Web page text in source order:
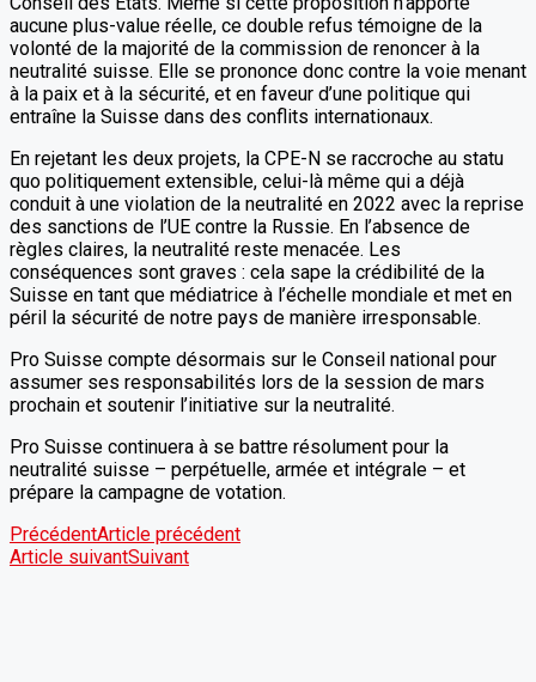
aucune plus-value réelle, ce double refus témoigne de la
volonté de la majorité de la commission de renoncer à la
neutralité suisse. Elle se prononce donc contre la voie menant
à la paix et à la sécurité, et en faveur d’une politique qui
entraîne la Suisse dans des conflits internationaux.
En rejetant les deux projets, la CPE-N se raccroche au statu
quo politiquement extensible, celui-là même qui a déjà
conduit à une violation de la neutralité en 2022 avec la reprise
des sanctions de l’UE contre la Russie. En l’absence de
règles claires, la neutralité reste menacée. Les
conséquences sont graves : cela sape la crédibilité de la
Suisse en tant que médiatrice à l’échelle mondiale et met en
péril la sécurité de notre pays de manière irresponsable.
Pro Suisse compte désormais sur le Conseil national pour
assumer ses responsabilités lors de la session de mars
prochain et soutenir l’initiative sur la neutralité.
Pro Suisse continuera à se battre résolument pour la
neutralité suisse – perpétuelle, armée et intégrale – et
prépare la campagne de votation.
PrécédentArticle précédent
Article suivantSuivant